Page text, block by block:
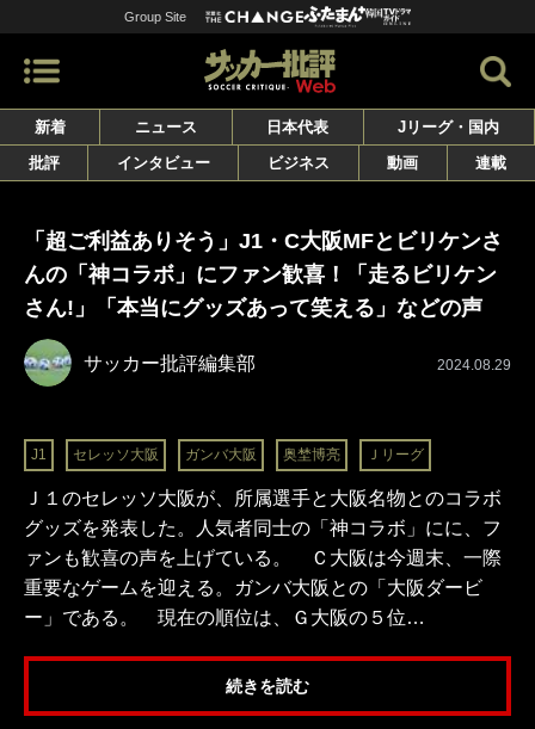
Group Site
新着 ニュース 日本代表
Jリーグ・国内
批評
インタビュー ビジネス 動画 連載
「超ご利益ありそう」J1・C大阪MFとビリケンさ
んの「神コラボ」にファン歓喜！「走るビリケン
さん!」「本当にグッズあって笑える」などの声
サッカー批評編集部 2024.08.29
J1 セレッソ大阪 ガンバ大阪 奥埜博亮 Ｊリーグ
Ｊ１のセレッソ大阪が、所属選手と大阪名物とのコラボ
グッズを発表した。人気者同士の「神コラボ」にに、フ
ァンも歓喜の声を上げている。 Ｃ大阪は今週末、一際
重要なゲームを迎える。ガンバ大阪との「大阪ダービ
ー」である。 現在の順位は、Ｇ大阪の５位…
続きを読む